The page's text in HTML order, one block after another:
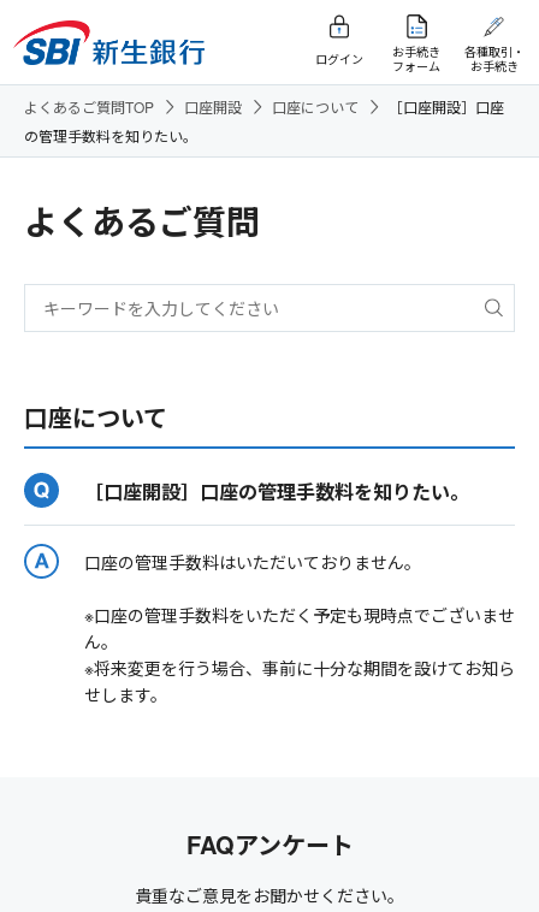
ログイン
お手続き
フォーム
各種取引・
お手続き
よくあるご質問TOP 口座開設 口座について
［口座開設］口座
の管理手数料を知りたい。
よくあるご質問
口座について
［口座開設］口座の管理手数料を知りたい。
口座の管理手数料はいただいておりません。
※口座の管理手数料をいただく予定も現時点でございませ
ん。
※将来変更を行う場合、事前に十分な期間を設けてお知ら
せします。
FAQアンケート
貴重なご意見をお聞かせください。